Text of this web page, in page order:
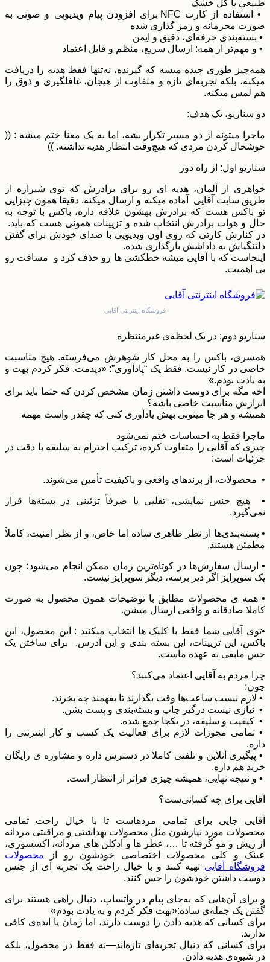
طبیعی یا گل خشک
• استفاده از کارت NFC برای افزودن پیام ویدیویی و صوتی به
صورت محرمانه و رمز گذاری شده
• بسته‌بندی حرفه‌ای، دقیق و ایمن
• و مهم‌تر از همه: ارسال سریع، منظم و قابل اعتماد
همه‌چیز طوری چیده میشه که گیرنده، نه‌تنها فقط هدیه را دریافت
میکنه، بلکه تجربه‌ای تازه و متفاوت از هیجان، غافلگیری و ذوق را
هم لمس میکنه.
دو سناریو، یک هدف:
ماجرا میتونه از دو مسیر تکرار بشه، اما به یک معنا ختم میشه : ((
خوشحال کردن مردی که هیچ‌وقت انتظار هدیه نداشته. ))
سناریو اول: از راه دور
خواهری از آلمان، هدیه ای رو برای برادرش که توی شیرازه از
طریق سایت آقایی آماده میکنه و ارسال میکنه. دقیقا همون چیزایی
تو باکس هست که برادرش بهشون علاقه داره، باکس با توجه به
حال و هواب برادرش انتخاب شده و تزیینات همونی هست که باید.
در کنارش کارتی که روی اون ویدیویی با صدای خودش برای گفتن
دلتنگیاش به داداشش بارگذاری شده.
اینجاست که با آقایی میشه خطکشی ها رو حذف کرد و مسافت رو
بی اهمیت.
فروشگاه اینترنتی آقایی
سناریو دوم: در یک لحظه‌ی غیرمنتظره
همسری، باکس را به محل کار شوهرش می‌فرسته. هیچ مناسبت
خاصی در کار نیست. فقط یک “یادآوری”: «دیدمت. فکر کردم بهت و
به یادت بودم.»
آخه مگه برای دوست داشتن زمان مشخص کردن که حتما باید برای
ابرازش مناسبت خاصی باشه؟
همیشه و هر جا میتونی بهش یادآوری کنی که چقدر واست مهمه
ماجرا فقط به احساسات ختم نمی‌شود
چیزی که آقایی را متفاوت کرده، ترکیب احترام به سلیقه با دقت در
جزئیات است:
• محصولات، از برندهای واقعی و باکیفیت تأمین می‌شوند.
• هیچ جنس نمایشی، تقلبی یا صرفاً تزئینی در بسته‌ها قرار
نمی‌گیرد.
• بسته‌بندی‌ها از نظر ظاهری ساده اما خاص، و از نظر امنیت، کاملاً
مطمئن هستند.
• ارسال سفارش‌ها در کوتاه‌ترین زمان ممکن انجام می‌شود؛ چون
یک سوپرایز اگر دیر برسه، دیگر سوپرایز نیست.
• همه ی محصولات مطابق با توضیحات همون محصول به صورت
کاملا صادقانه و واقعی ارسال میشن.
•توی آقایی شما فقط با کلیک ها انتخاب میکنید : این محصول، این
باکس، این تزیینات، این بسته بندی و این آدرس. برای ساختن یک
حس مابقی به عهده ماست.
چرا مردم به آقایی اعتماد می‌کنند؟
چون:
• لازم نیست ساعت‌ها وقت بگذارند تا بفهمند چه بخرند.
• نیازی نیست درگیر چاپ و بسته‌بندی و پست بشن.
• کیفیت و سلیقه، در یکجا جمع شده.
• تمامی مجوزات لازم برای فعالیت یک کسب و کار اینترنتی را
داره.
• پیگیری آنلاین و تلفنی کاملا در دسترس داره و مشاوره ی رایگان
خرید هم داره.
• و نتیجه نهایی، همیشه چیزی فراتر از انتظار است.
آقایی برای چه کسانی‌ست؟
آقایی جایی برای تمامی مردهاست تا با خیال راحت تمامی
محصولات مورد نیازشون مثل محصولات بهداشتی و مراقبتی مردانه
از ریش و مو گرفته تا …، عطر ها و ادکلن های مردانه، اکسسوری،
عینک و کلی محصولات اختصاصی خودشون رو از محصولات
فروشگاه آقایی تهیه کنند و با خیال راحت یک تجربه ای از جنس
دوست داشتن خودشون را حس کنند.
و برای آن‌هایی که به‌جای پیام در واتساپ، دنبال راهی هستند برای
گفتن یک جمله‌ی ساده:«بهت فکر کردم و به یادت بودم»
برای کسانی که هدیه دادن را دوست دارند، اما زمان یا ایده‌ی کافی
ندارند.
برای کسانی که دنبال تجربه‌ای تازه‌اند—نه فقط در محصول، بلکه
در شیوه‌ی هدیه دادن.